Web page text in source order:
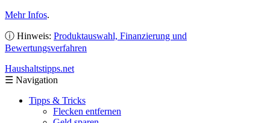
Mehr Infos.
ⓘ Hinweis: Produktauswahl, Finanzierung und
Bewertungsverfahren
Haushaltstipps.net
☰ Navigation
Tipps & Tricks
Flecken entfernen